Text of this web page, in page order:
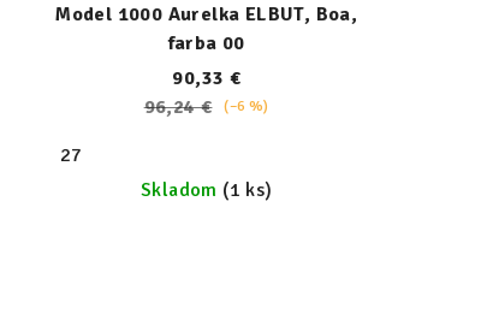
37
Model 1000 Aurelka ELBUT, Boa,
farba 00
90,33 €
96,24 €
(–6 %)
27
Skladom (1 ks)